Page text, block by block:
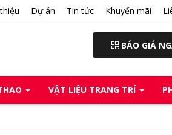
Dự án Tin tức Khuyến mãi
BÁO GIÁ
VẬT LIỆU TRANG TRÍ